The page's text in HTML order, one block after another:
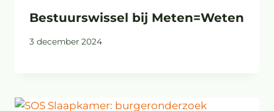
Bestuurswissel bij Meten=Weten
3 december 2024